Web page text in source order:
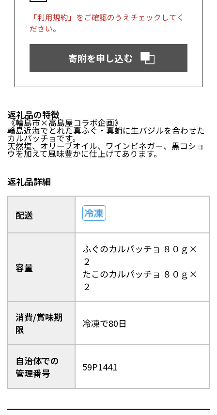
松阪市（三重県）
高島市（滋賀県）
東近江市（滋賀県） 京都市（京都府）
与謝野町（京都府）大阪市（大阪府）
三木市（兵庫県）
香美町（兵庫県）
米子市（鳥取県） 倉吉市（鳥取県）
日吉津村（鳥取県）
江府町（鳥取県）松江市（島根県）
大田市（島根県）安来市（島根県）
岡山市（岡山県）倉敷市（岡山県）
高梁市（岡山県） 瀬戸内市（岡山県）
四国エリア
小豆島町（香川県）
東温市（愛媛県）砥部町（愛媛県）
九州エリア
「利用規約 」をご確認のうえチェックしてく
ださい。
寄附を申し込む
返礼品の特徴
《輪島市×高島屋コラボ企画》
輪島近海でとれた真ふぐ・真蛸に生バジルを合わせた
カルパッチョです。
天然塩、オリーブオイル、ワインビネガー、黒コショ
ウを加えて風味豊かに仕上げてあります。
返礼品詳細
配送
容量
ふぐのカルパッチョ ８０ｇ×
２
たこのカルパッチョ ８０ｇ×
２
消費/賞味期
限
冷凍で80日
自治体での
管理番号
59P1441